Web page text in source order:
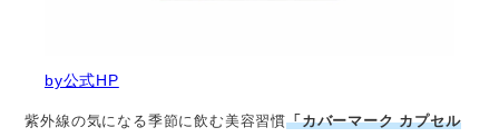
by公式HP
紫外線の気になる季節に飲む美容習慣「カバーマーク カプセル